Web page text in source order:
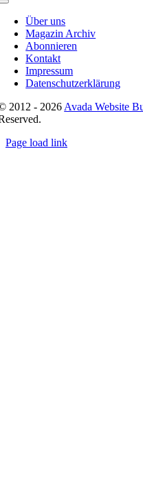
Toggle
NavigationÜber uns
Magazin Archiv
Abonnieren
Kontakt
Impressum
Datenschutzerklärung
2012 - 2026 Avada Website
Page load link